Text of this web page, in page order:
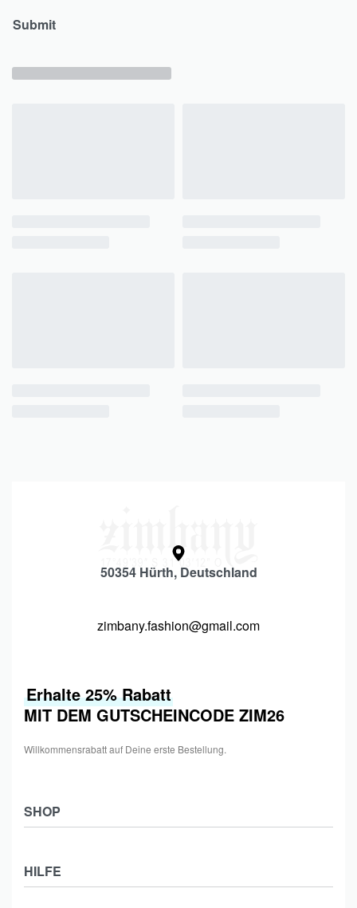
50354 Hürth, Deutschland
zimbany.fashion@gmail.com
SHOP
Collections
HILFE
Erhalte 25% Rabatt
MIT DEM GUTSCHEINCODE ZIM26
Willkommensrabatt auf Deine erste Bestellung.